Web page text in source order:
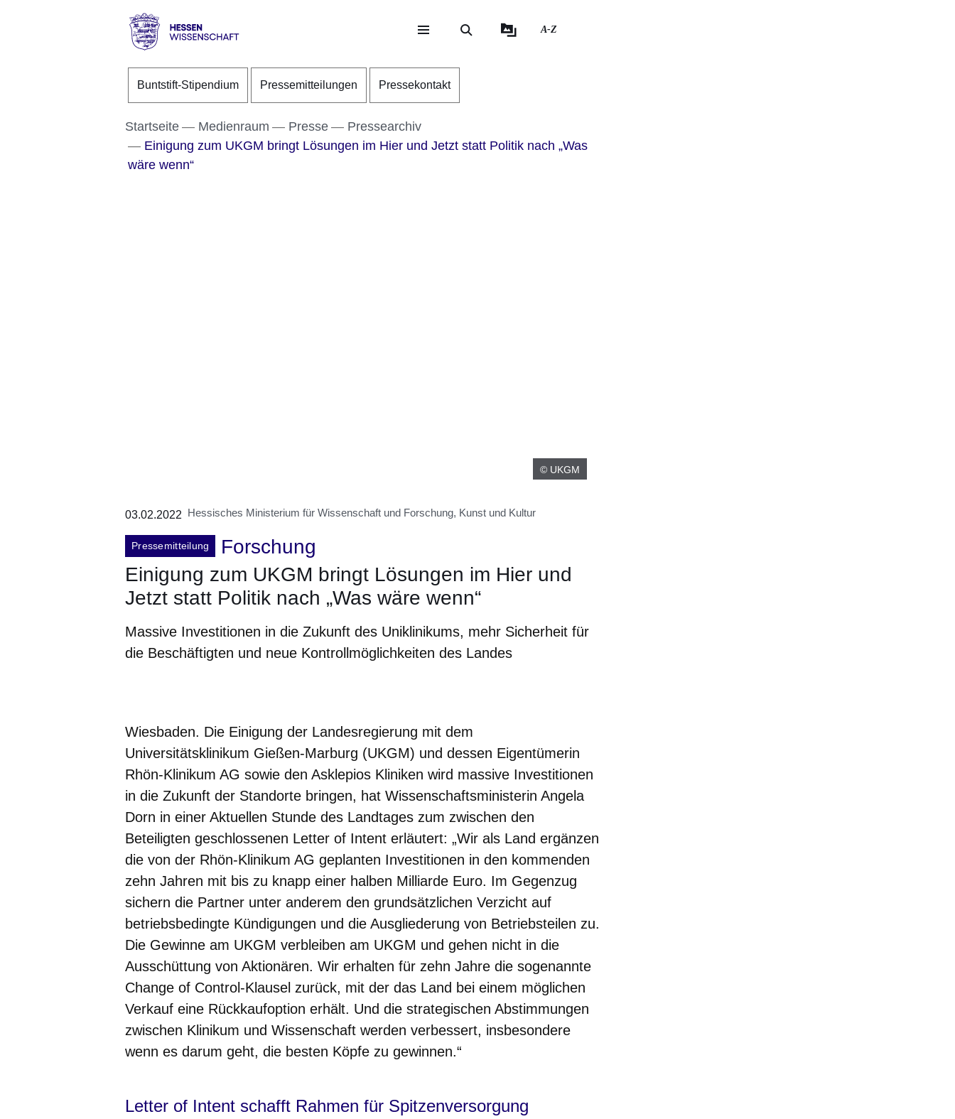
Direkt zum Kopf der Seite
Direkt zum Inhalt
Direkt zum Fuß der Seite
Wissenschaft
A-Z
Buntstift-Stipendium Pressemitteilungen Pressekontakt
Startseite Medienraum Presse
Pressearchiv
Einigung zum UKGM bringt Lösungen im Hier und Jetzt statt Politik nach „Was
wäre wenn“
© UKGM
03.02.2022 Hessisches Ministerium für Wissenschaft und Forschung, Kunst und Kultur
Pressemitteilung
Forschung
Einigung zum UKGM bringt Lösungen im Hier und
Jetzt statt Politik nach „Was wäre wenn“
Massive Investitionen in die Zukunft des Uniklinikums, mehr Sicherheit für
die Beschäftigten und neue Kontrollmöglichkeiten des Landes
Wiesbaden. Die Einigung der Landesregierung mit dem
Universitätsklinikum Gießen-Marburg (UKGM) und dessen Eigentümerin
Rhön-Klinikum AG sowie den Asklepios Kliniken wird massive Investitionen
in die Zukunft der Standorte bringen, hat Wissenschaftsministerin Angela
Dorn in einer Aktuellen Stunde des Landtages zum zwischen den
Beteiligten geschlossenen Letter of Intent erläutert: „Wir als Land ergänzen
die von der Rhön-Klinikum AG geplanten Investitionen in den kommenden
zehn Jahren mit bis zu knapp einer halben Milliarde Euro. Im Gegenzug
sichern die Partner unter anderem den grundsätzlichen Verzicht auf
betriebsbedingte Kündigungen und die Ausgliederung von Betriebsteilen zu.
Die Gewinne am UKGM verbleiben am UKGM und gehen nicht in die
Ausschüttung von Aktionären. Wir erhalten für zehn Jahre die sogenannte
Change of Control-Klausel zurück, mit der das Land bei einem möglichen
Verkauf eine Rückkaufoption erhält. Und die strategischen Abstimmungen
zwischen Klinikum und Wissenschaft werden verbessert, insbesondere
wenn es darum geht, die besten Köpfe zu gewinnen.“
Letter of Intent schafft Rahmen für Spitzenversorgung